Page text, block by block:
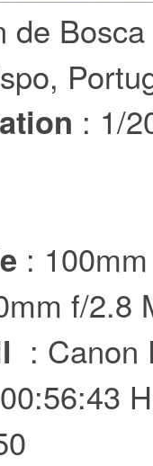
de
: 1/
: 100mm
f/2.8
: Canon